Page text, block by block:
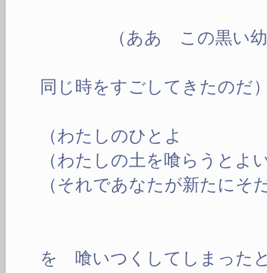
（ああ この黒い幼
同じ時をすごしてきたのだ
（わたしのひとよ
（わたしの土を喰らうとよ
（それであなたが新たにそ
を 喰いつくしてしまった